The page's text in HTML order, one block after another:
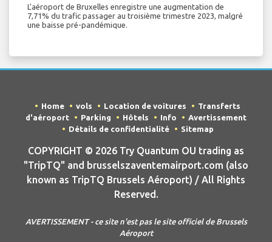
L'aéroport de Bruxelles enregistre une augmentation de
7,71% du trafic passager au troisième trimestre 2023, malgré
une baisse pré-pandémique.
Home vols Location de voitures
Transferts
d'aéroport
Parking Hôtels Info
Avertissement
Détails de confidentialité
Sitemap
COPYRIGHT © 2026 Try Quantum OU trading as
"TripTQ" and brusselszaventemairport.com (also
known as TripTQ Brussels Aéroport) / All Rights
Reserved.
AVERTISSEMENT - ce site n'est pas le site officiel de Brussels
Aéroport